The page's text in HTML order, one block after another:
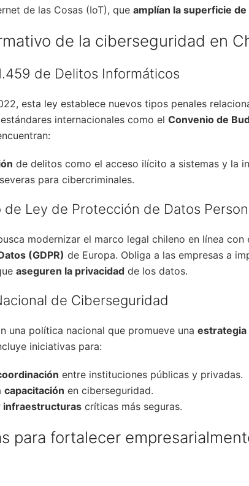
de las Cosas (IoT), queamplían la superficie de
de la ciberseguridad en
de Delitos Informáticos
esta ley establece nuevos tipos penales
internacionales como elConvenio de
de delitos como el acceso ilícito a sistemas y la
severas para cibercriminales.
de Ley de Protección de Datos
modernizar el marco legal chileno en línea con
(GDPR) de Europa. Obliga a las empresas a
aseguren la privacidad de los datos.
de Ciberseguridad
una política nacional que promueve unaestrategia
iniciativas para:
entre instituciones públicas y privadas.
capacitación en ciberseguridad.
infraestructuras críticas más seguras.
para fortalecer